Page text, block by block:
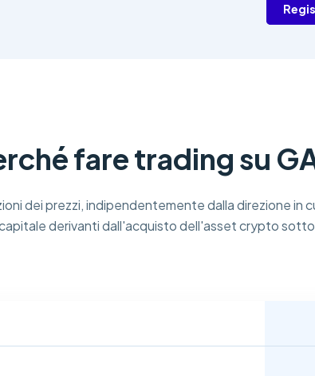
fare trading su
dei prezzi, indipendentemente dalla direzione in
derivanti dall'acquisto dell'asset crypto